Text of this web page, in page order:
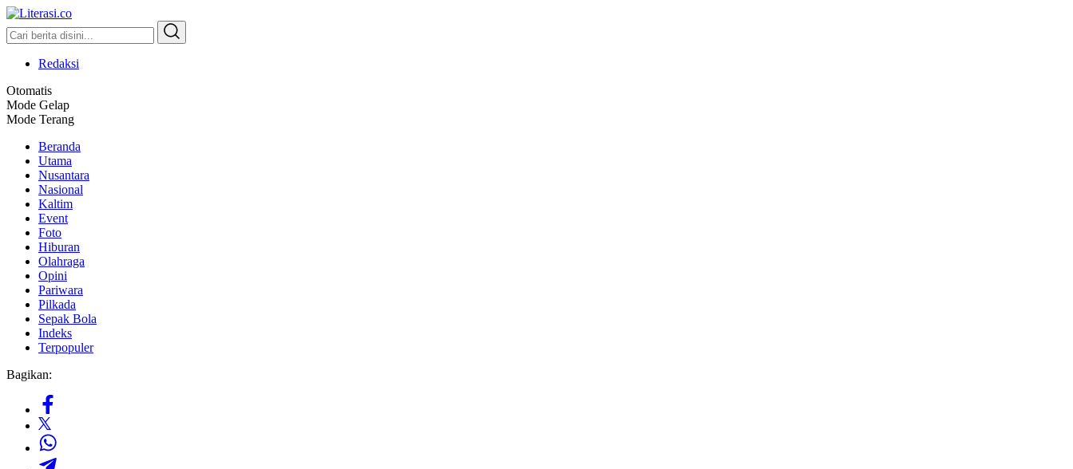
Literasi.co
Pilar Informasi
Redaksi
Otomatis
Mode Gelap
Mode Terang
Beranda
Utama
Nusantara
Nasional
Kaltim
Event
Foto
Hiburan
Olahraga
Opini
Pariwara
Pilkada
Sepak Bola
Indeks
Terpopuler
Bagikan: